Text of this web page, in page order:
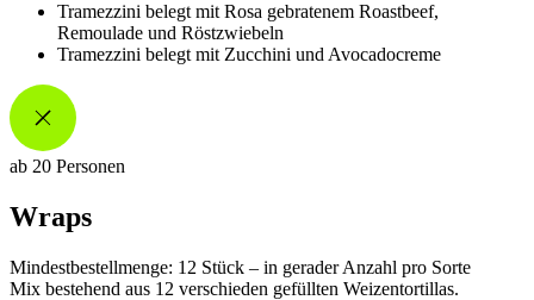
Tramezzini belegt mit Rosa gebratenem Roastbeef,
Remoulade und Röstzwiebeln
Tramezzini belegt mit Zucchini und Avocadocreme
ab 20 Personen
Wraps
Mindestbestellmenge: 12 Stück – in gerader Anzahl pro Sorte
Mix bestehend aus 12 verschieden gefüllten Weizentortillas.